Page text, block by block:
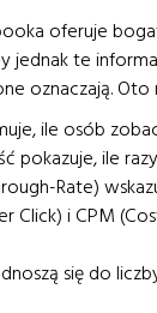
oferuje
jednak te
oznaczają.
ile osób
pokazuje, ile
Rate)
Click) i CPM
się do